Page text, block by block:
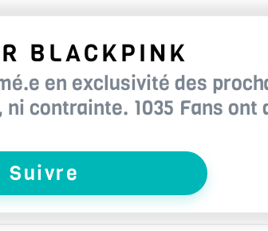
BLACKPINK
en exclusivité des
contrainte. 1035 Fans ont
Suivre